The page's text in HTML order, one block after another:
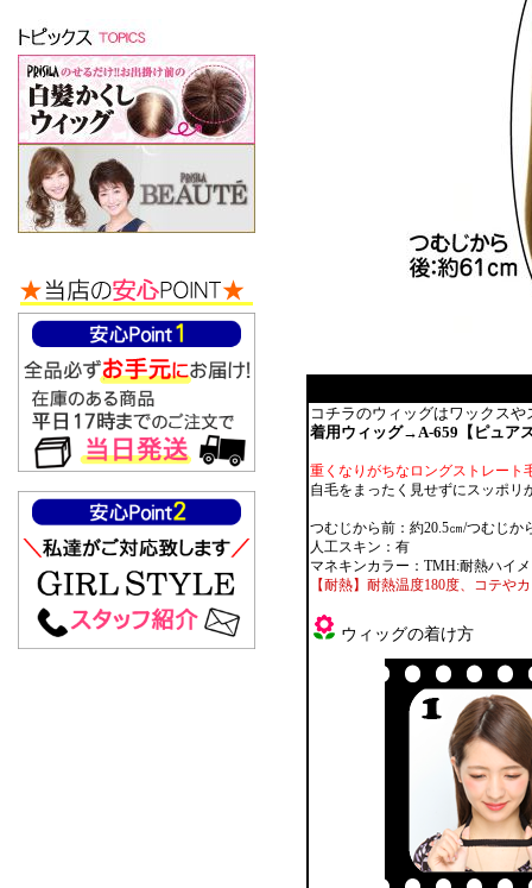
コチラのウィッグはワックス
着用ウィッグ→A-659【ピュア
重くなりがちなロングストレート
自毛をまったく見せずにスッポリ
つむじから前：約20.5㎝/つむじか
人工スキン：有
マネキンカラー：TMH:耐熱ハイ
【耐熱】耐熱温度180度、コテや
ウィッグの着け方